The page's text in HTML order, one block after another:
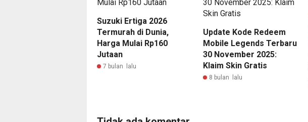
Suzuki Ertiga 2026
Termurah di Dunia,
Harga Mulai Rp160
Jutaan
7 bulan lalu
Update Kode Redeem
Mobile Legends Terbaru
30 November 2025:
Klaim Skin Gratis
8 bulan lalu